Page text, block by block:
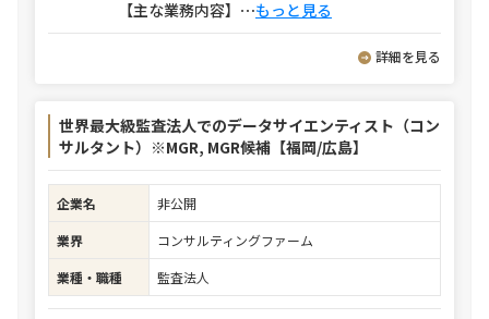
【主な業務内容】 ⋯もっと見る
詳細を見る
世界最大級監査法人でのデータサイエンティスト（コン
サルタント）※MGR, MGR候補【福岡/広島】
企業名
非公開
業界
コンサルティングファーム
業種・職種
監査法人